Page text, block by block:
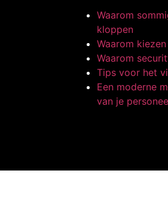
Waarom
kloppen
Waarom
Waarom
Tips voor het
Een moderne
van je